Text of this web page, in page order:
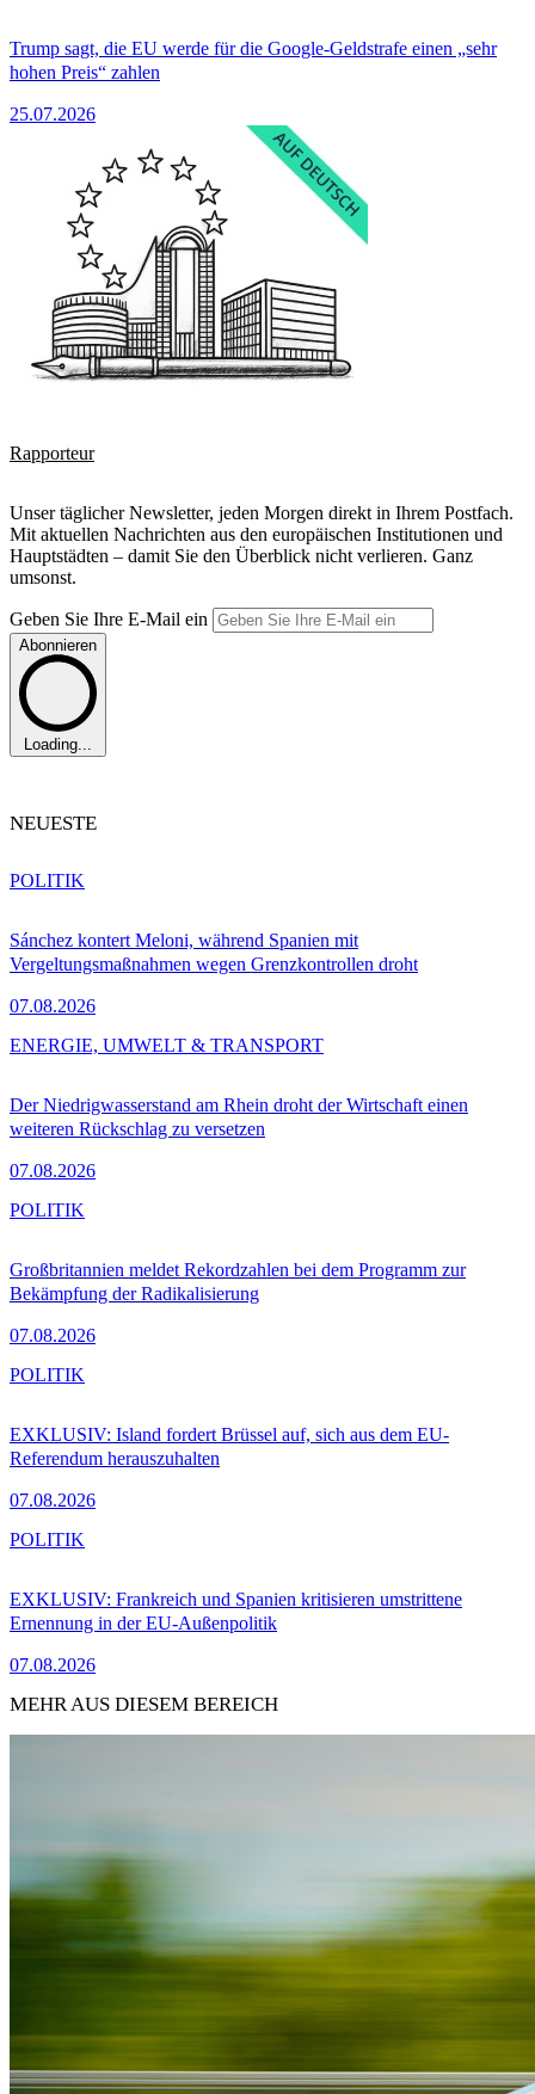
Trump sagt, die EU werde für die Google-Geldstrafe einen „sehr
hohen Preis“ zahlen
25.07.2026
Rapporteur
Unser täglicher Newsletter, jeden Morgen direkt in Ihrem Postfach.
Mit aktuellen Nachrichten aus den europäischen Institutionen und
Hauptstädten – damit Sie den Überblick nicht verlieren. Ganz
umsonst.
Geben Sie Ihre E-Mail ein
Abonnieren
Loading...
NEUESTE
Sánchez kontert Meloni, während Spanien mit
Vergeltungsmaßnahmen wegen Grenzkontrollen droht
07.08.2026
POLITIK
Der Niedrigwasserstand am Rhein droht der Wirtschaft einen
weiteren Rückschlag zu versetzen
07.08.2026
ENERGIE, UMWELT & TRANSPORT
Großbritannien meldet Rekordzahlen bei dem Programm zur
Bekämpfung der Radikalisierung
07.08.2026
POLITIK
EXKLUSIV: Island fordert Brüssel auf, sich aus dem EU-
Referendum herauszuhalten
07.08.2026
POLITIK
EXKLUSIV: Frankreich und Spanien kritisieren umstrittene
Ernennung in der EU-Außenpolitik
07.08.2026
POLITIK
MEHR AUS DIESEM BEREICH